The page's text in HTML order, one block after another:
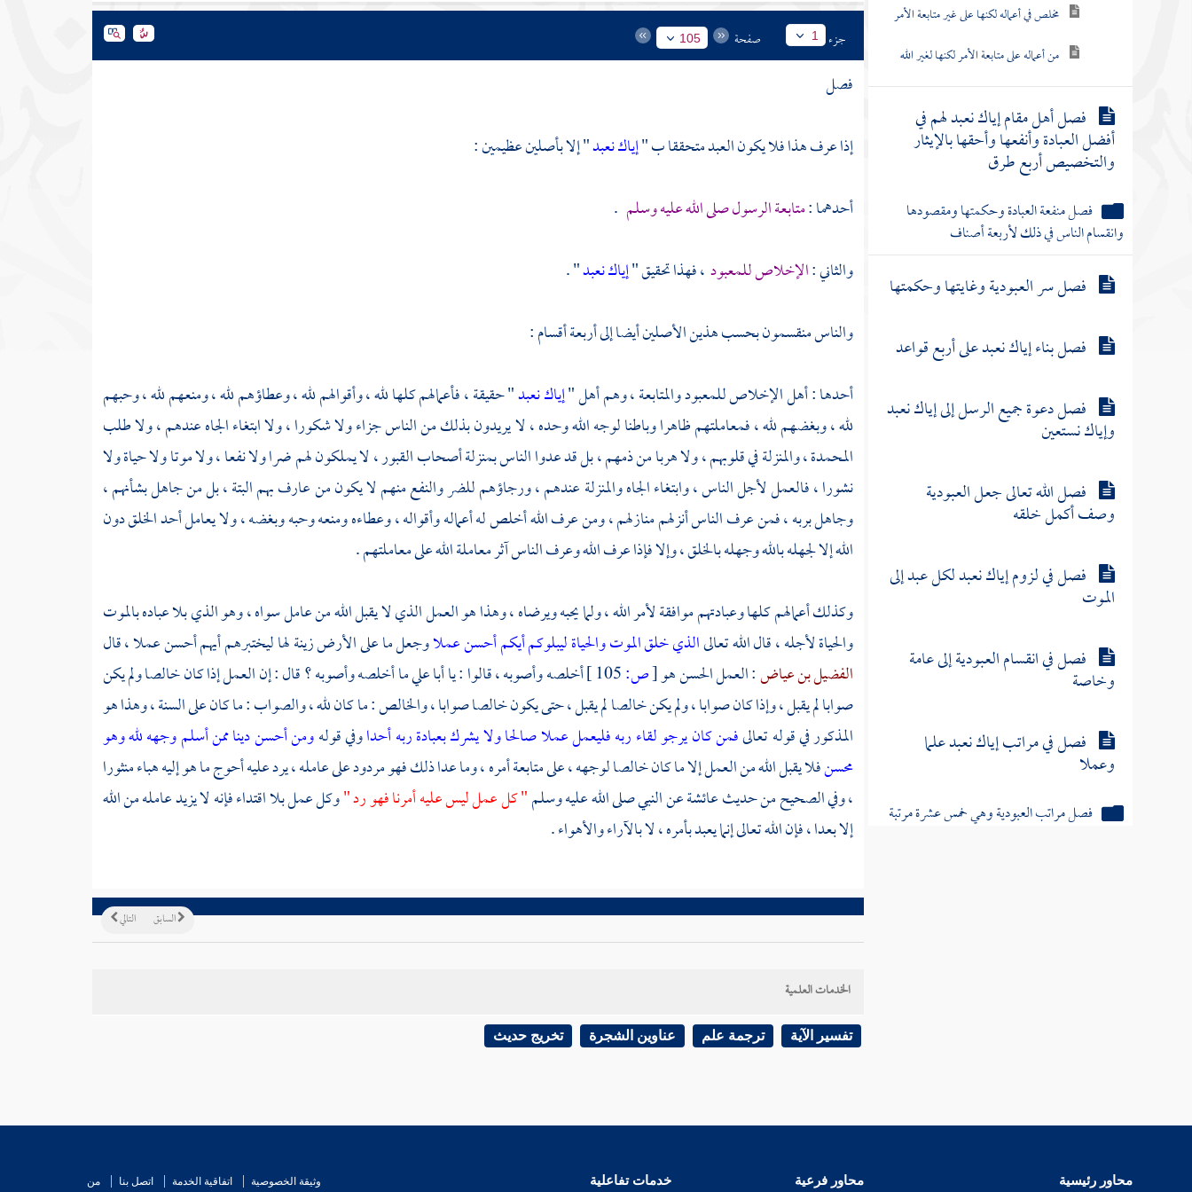
مخلص في أعماله لكنها على غير متابعة الأمر
من أعماله على متابعة الأمر لكنها لغير الله
فصل أهل مقام إياك نعبد لهم في
أفضل العبادة وأنفعها وأحقها بالإيثار
والتخصيص أربع طرق
فصل منفعة العبادة وحكمتها ومقصودها
وانقسام الناس في ذلك لأربعة أصناف
فصل سر العبودية وغايتها وحكمتها
فصل بناء إياك نعبد على أربع قواعد
فصل دعوة جميع الرسل إلى إياك نعبد
وإياك نستعين
فصل الله تعالى جعل العبودية
وصف أكمل خلقه
فصل في لزوم إياك نعبد لكل عبد إلى
الموت
فصل في انقسام العبودية إلى عامة
وخاصة
فصل في مراتب إياك نعبد علما
وعملا
فصل مراتب العبودية وهي خمس عشرة مرتبة
جزء 1 صفحة 105
فصل
إذا عرف هذا فلا يكون العبد متحققا ب "إياك نعبد" إلا بأصلين عظيمين :
أحدهما :متابعة الرسول صلى الله عليه وسلم .
والثاني :الإخلاص للمعبود، فهذا تحقيق "إياك نعبد" .
والناس منقسمون بحسب هذين الأصلين أيضا إلى أربعة أقسام :
أحدها : أهل الإخلاص للمعبود والمتابعة ، وهم أهل "إياك نعبد" حقيقة ، فأعمالهم كلها لله ، وأقوالهم لله ، وعطاؤهم لله ، ومنعهم لله ، وحبهم
لله ، وبغضهم لله ، فمعاملتهم ظاهرا وباطنا لوجه الله وحده ، لا يريدون بذلك من الناس جزاء ولا شكورا ، ولا ابتغاء الجاه عندهم ، ولا طلب
المحمدة ، والمنزلة في قلوبهم ، ولا هربا من ذمهم ، بل قد عدوا الناس بمنزلة أصحاب القبور ، لا يملكون لهم ضرا ولا نفعا ، ولا موتا ولا حياة ولا
نشورا ، فالعمل لأجل الناس ، وابتغاء الجاه والمنزلة عندهم ، ورجاؤهم للضر والنفع منهم لا يكون من عارف بهم البتة ، بل من جاهل بشأنهم ،
وجاهل بربه ، فمن عرف الناس أنزلهم منازلهم ، ومن عرف الله أخلص له أعماله وأقواله ، وعطاءه ومنعه وحبه وبغضه ، ولا يعامل أحد الخلق دون
الله إلا لجهله بالله وجهله بالخلق ، وإلا فإذا عرف الله وعرف الناس آثر معاملة الله على معاملتهم .
وكذلك أعمالهم كلها وعبادتهم موافقة لأمر الله ، ولما يحبه ويرضاه ، وهذا هو العمل الذي لا يقبل الله من عامل سواه ، وهو الذي بلا عباده بالموت
والحياة لأجله ، قال الله تعالىالذي خلق الموت والحياة ليبلوكم أيكم أحسن عملاوجعل ما على الأرض زينة لها ليختبرهم أيهم أحسن عملا ، قال
الفضيل بن عياض: العمل الحسن هو[ص: أخلصه وأصوبه ، قالوا : ياأبا عليما أخلصه وأصوبه ؟ قال : إن العمل إذا كان خالصا ولم يكن
صوابا لم يقبل ، وإذا كان صوابا ، ولم يكن خالصا لم يقبل ، حتى يكون خالصا صوابا ، والخالص : ما كان لله ، والصواب : ما كان على السنة ، وهذا هو
المذكور في قوله تعالىفمن كان يرجو لقاء ربه فليعمل عملا صالحا ولا يشرك بعبادة ربه أحداوفي قولهومن أحسن دينا ممن أسلم وجهه لله وهو
محسنفلا يقبل الله من العمل إلا ما كان خالصا لوجهه ، على متابعة أمره ، وما عدا ذلك فهو مردود على عامله ، يرد عليه أحوج ما هو إليه هباء منثورا
، وفي الصحيح من حديثعائشةعن النبي صلى الله عليه وسلم" كل عمل ليس عليه أمرنا فهو رد "وكل عمل بلا اقتداء فإنه لا يزيد عامله من الله
إلا بعدا ، فإن الله تعالى إنما يعبد بأمره ، لا بالآراء والأهواء .
التالي السابق
الخدمات العلمية
تفسير الآية ترجمة علم عناوين الشجرة تخريج حديث
محاور رئيسية محاور فرعية خدمات تفاعلية وثيقة الخصوصية اتفاقية الخدمة اتصل بنا من